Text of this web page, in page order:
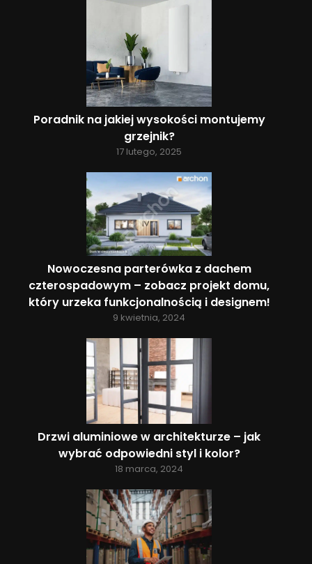
Poradnik na jakiej wysokości montujemy
grzejnik?
17 lutego, 2025
Nowoczesna parterówka z dachem
czterospadowym – zobacz projekt domu,
który urzeka funkcjonalnością i designem!
9 kwietnia, 2024
Drzwi aluminiowe w architekturze – jak
wybrać odpowiedni styl i kolor?
18 marca, 2024